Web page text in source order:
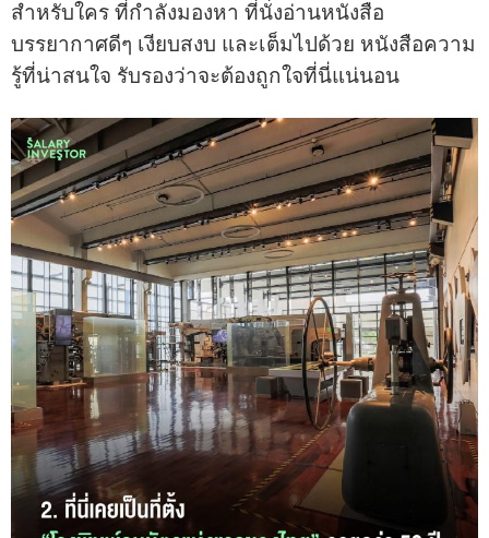
สำหรับใคร ที่กำลังมองหา ที่นั่งอ่านหนังสือ
บรรยากาศดีๆ เงียบสงบ และเต็มไปด้วย หนังสือความ
รู้ที่น่าสนใจ รับรองว่าจะต้องถูกใจที่นี่แน่นอน